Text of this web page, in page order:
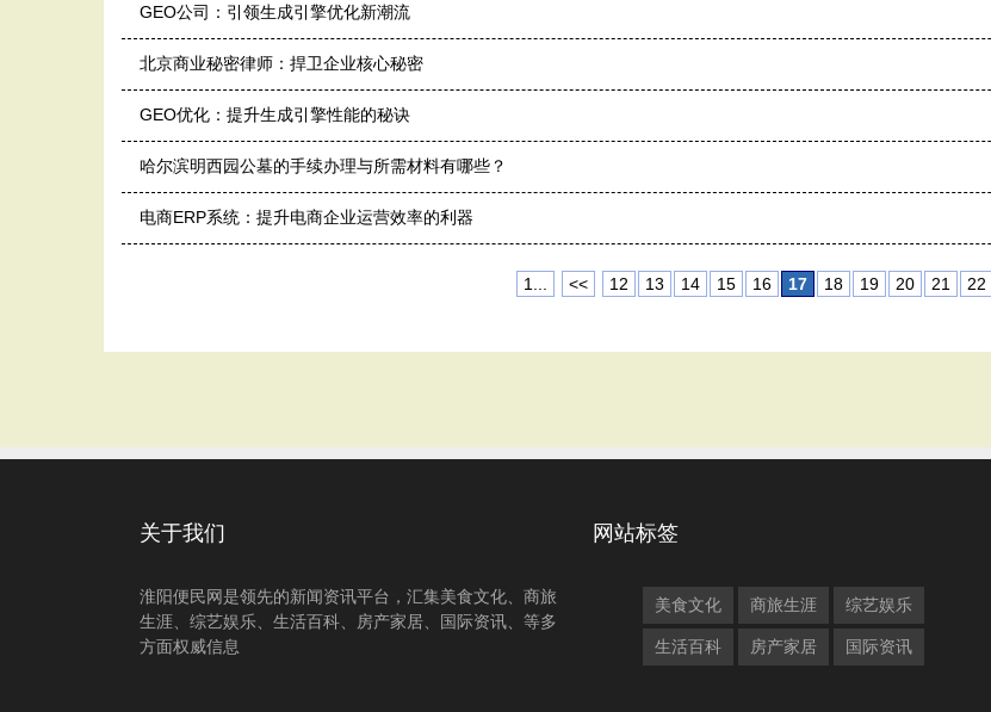
GEO公司：引领生成引擎优化新潮流
北京商业秘密律师：捍卫企业核心秘密
GEO优化：提升生成引擎性能的秘诀
哈尔滨明西园公墓的手续办理与所需材料有哪些？
电商ERP系统：提升电商企业运营效率的利器
1... << 12 13 14 15 16 17 18 19 20 21 22
关于我们
淮阳便民网是领先的新闻资讯平台，汇集美食文化、商旅
生涯、综艺娱乐、生活百科、房产家居、国际资讯、等多
方面权威信息
网站标签
美食文化 商旅生涯 综艺娱乐
生活百科 房产家居 国际资讯